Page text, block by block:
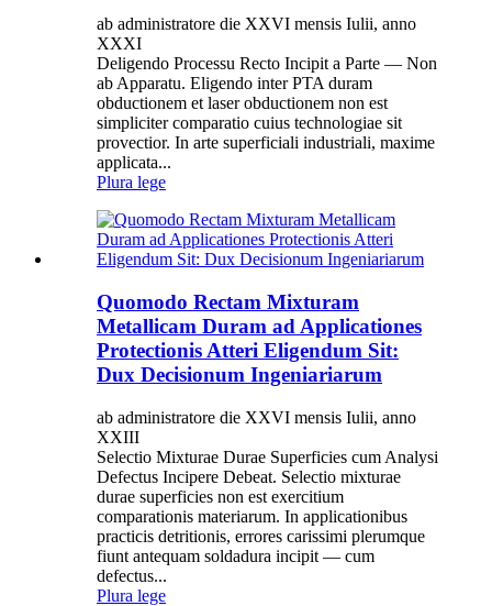
ab administratore die XXVI mensis Iulii, anno
XXXI
Deligendo Processu Recto Incipit a Parte — Non
ab Apparatu. Eligendo inter PTA duram
obductionem et laser obductionem non est
simpliciter comparatio cuius technologiae sit
provectior. In arte superficiali industriali, maxime
applicata...
Plura lege
Quomodo Rectam Mixturam
Metallicam Duram ad Applicationes
Protectionis Atteri Eligendum Sit:
Dux Decisionum Ingeniariarum
ab administratore die XXVI mensis Iulii, anno
XXIII
Selectio Mixturae Durae Superficies cum Analysi
Defectus Incipere Debeat. Selectio mixturae
durae superficies non est exercitium
comparationis materiarum. In applicationibus
practicis detritionis, errores carissimi plerumque
fiunt antequam soldadura incipit — cum
defectus...
Plura lege